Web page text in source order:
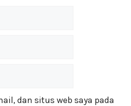
dan situs web saya pada